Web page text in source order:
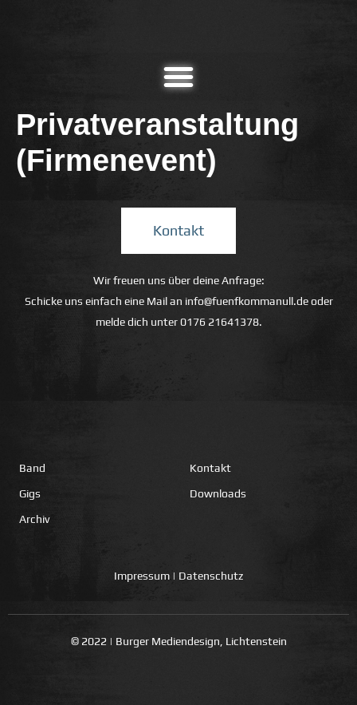
Privatveranstaltung
(Firmenevent)
Kontakt
Wir freuen uns über deine Anfrage:
Schicke uns einfach eine Mail an info@fuenfkommanull.deoder
melde dich unter0176 21641378.
Band
Gigs
Archiv
Kontakt
Downloads
Impressum | Datenschutz
© 2022 | Burger Mediendesign, Lichtenstein